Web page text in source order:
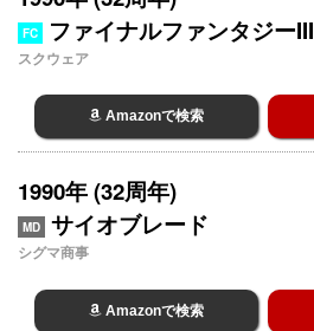
FC ファイナルファンタジーIII
スクウェア
Amazonで検索
1990年 (32周年)
MD サイオブレード
シグマ商事
Amazonで検索